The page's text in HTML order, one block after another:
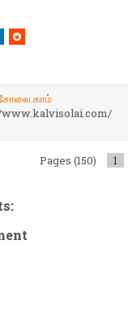
www.kalvisolai.com/
Pages (150) 1